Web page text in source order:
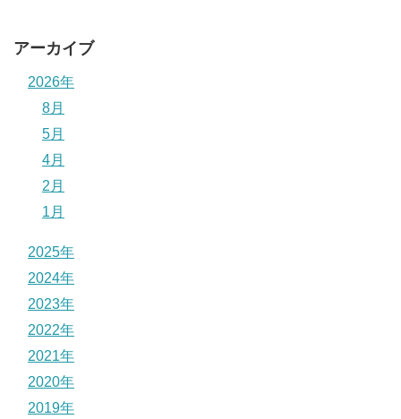
アーカイブ
2026年
8月
5月
4月
2月
1月
2025年
2024年
2023年
2022年
2021年
2020年
2019年